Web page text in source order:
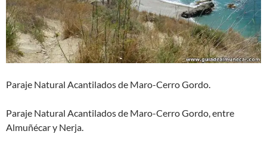
Paraje Natural Acantilados de Maro-Cerro Gordo.
Paraje Natural Acantilados de Maro-Cerro Gordo, entre
Almuñécar y Nerja.